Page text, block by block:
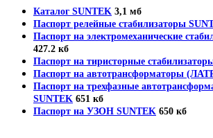
Каталог SUNTEK 3,1 мб
Паспорт релейные стабилизаторы
Паспорт на электромеханические
427.2 кб
Паспорт на тиристорные
Паспорт на автотрансформаторы
Паспорт на трехфазные
SUNTEK 651 кб
Паспорт на УЗОН SUNTEK 650 кб